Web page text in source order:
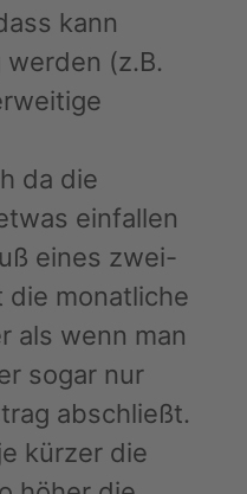
kann
(z.B.
da die
einfallen
eines zwei-
die monatliche
als wenn man
sogar nur
abschließt.
kürzer die